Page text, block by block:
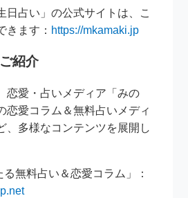
日占い」の公式サイトは、こ
きます： https://mkamaki.jp
紹介
恋愛・占いメディア「みの
恋愛コラム＆無料占いメディ
、多様なコンテンツを展開し
る無料占い＆恋愛コラム」：